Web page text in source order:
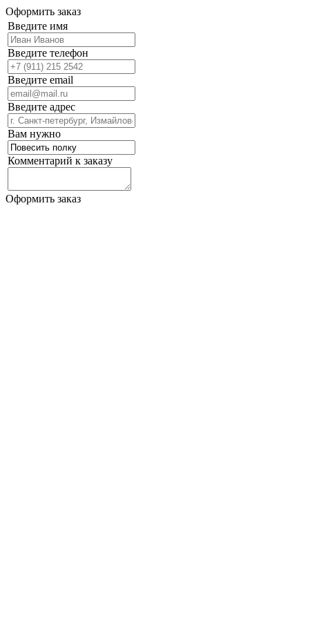
Оформить заказ
Введите имя
Введите телефон
Введите email
Введите адрес
Вам нужно
Комментарий к заказу
Оформить заказ